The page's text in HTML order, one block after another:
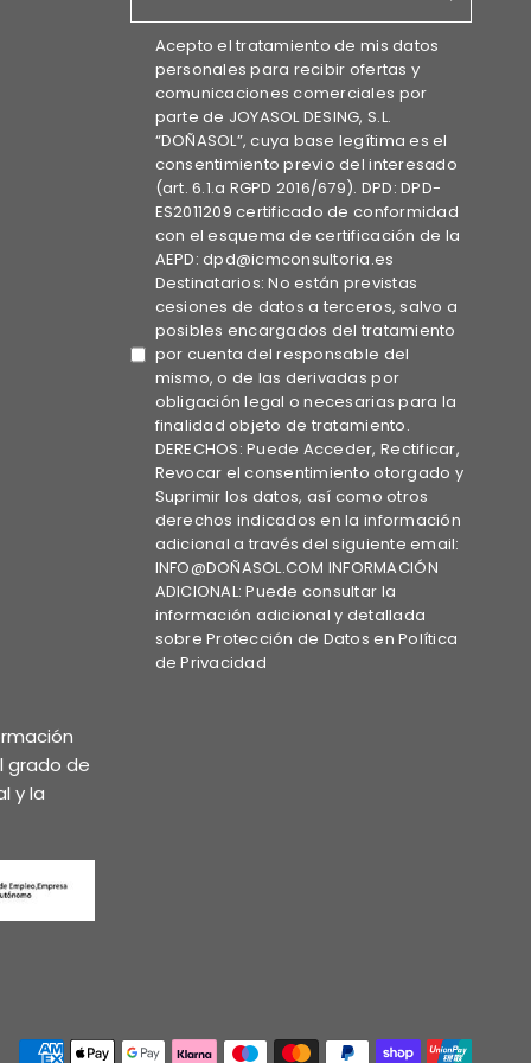
Acepto el tratamiento de mis datos
personales para recibir ofertas y
comunicaciones comerciales por
parte de JOYASOL DESING, S.L.
“DOÑASOL”, cuya base legítima es el
consentimiento previo del interesado
(art. 6.1.a RGPD 2016/679). DPD: DPD-
ES2011209 certificado de conformidad
con el esquema de certificación de la
AEPD: dpd@icmconsultoria.es
Destinatarios: No están previstas
cesiones de datos a terceros, salvo a
posibles encargados del tratamiento
por cuenta del responsable del
mismo, o de las derivadas por
obligación legal o necesarias para la
finalidad objeto de tratamiento.
DERECHOS: Puede Acceder, Rectificar,
Revocar el consentimiento otorgado y
Suprimir los datos, así como otros
derechos indicados en la información
adicional a través del siguiente email:
INFO@DOÑASOL.COM INFORMACIÓN
ADICIONAL: Puede consultar la
información adicional y detallada
sobre Protección de Datos en Política
de Privacidad
grado de
y la